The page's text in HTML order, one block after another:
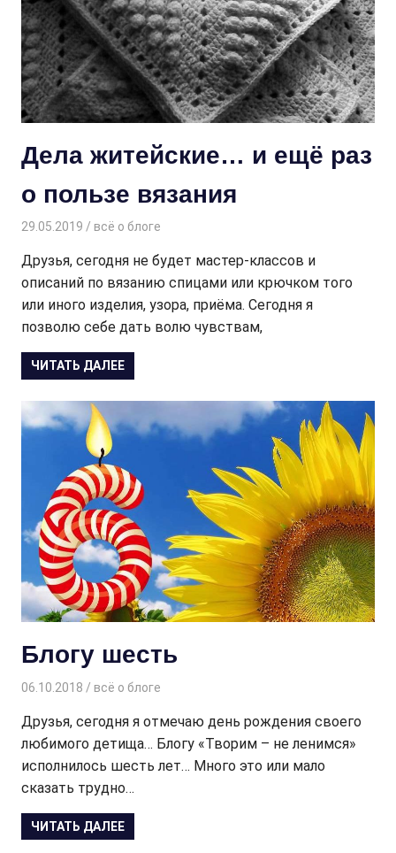
Дела житейские… и ещё раз
о пользе вязания
29.05.2019 Творогова Елена
всё о блоге
Друзья, сегодня не будет мастер-классов и
описаний по вязанию спицами или крючком того
или иного изделия, узора, приёма. Сегодня я
позволю себе дать волю чувствам,
ЧИТАТЬ ДАЛЕЕ
Блогу шесть
06.10.2018 Творогова Елена
всё о блоге
Друзья, сегодня я отмечаю день рождения своего
любимого детища… Блогу «Творим – не ленимся»
исполнилось шесть лет… Много это или мало
сказать трудно…
ЧИТАТЬ ДАЛЕЕ